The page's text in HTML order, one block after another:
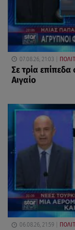
07.08.26, 21:03
Σε τρία
Αιγαίο
06.08.26, 21:59